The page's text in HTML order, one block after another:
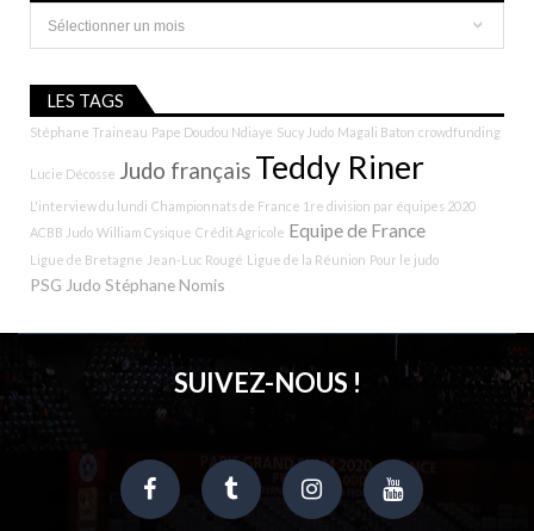
Archives
LES TAGS
Stéphane Traineau Pape Doudou Ndiaye Sucy Judo Magali Baton crowdfunding
Lucie Décosse Judo français Teddy Riner
L'interview du lundi Championnats de France 1re division par équipes 2020
ACBB Judo William Cysique Crédit Agricole Equipe de France
Ligue de Bretagne Jean-Luc Rougé Ligue de la Réunion Pour le judo
PSG Judo Stéphane Nomis
SUIVEZ-NOUS !